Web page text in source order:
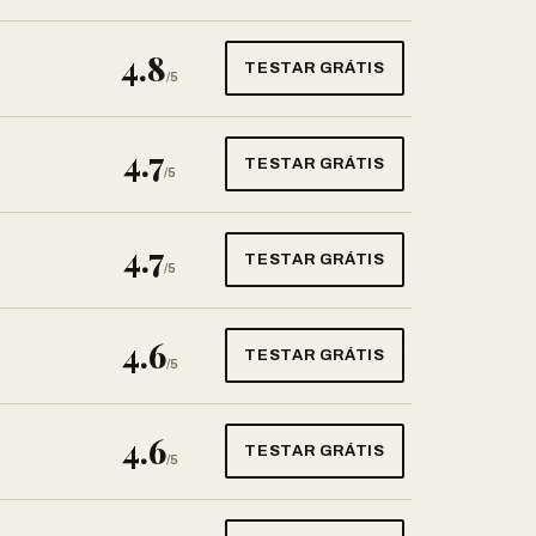
4.8/5 TESTAR GRÁTIS
4.7/5 TESTAR GRÁTIS
4.7/5 TESTAR GRÁTIS
4.6/5 TESTAR GRÁTIS
4.6/5 TESTAR GRÁTIS